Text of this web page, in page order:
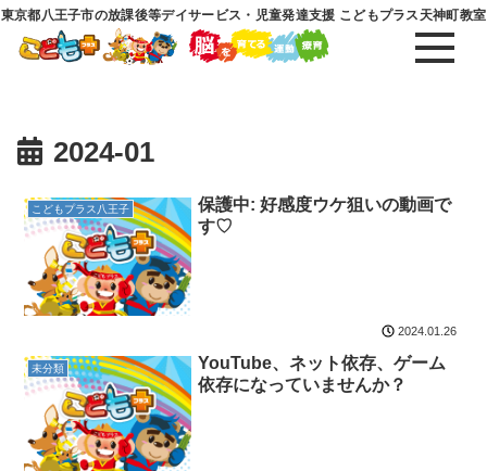
東京都八王子市の放課後等デイサービス・児童発達支援 こどもプラス天神町教室
2024-01
こどもプラス八王子
保護中: 好感度ウケ狙いの動画で
す♡
2024.01.26
未分類
YouTube、ネット依存、ゲーム
依存になっていませんか？